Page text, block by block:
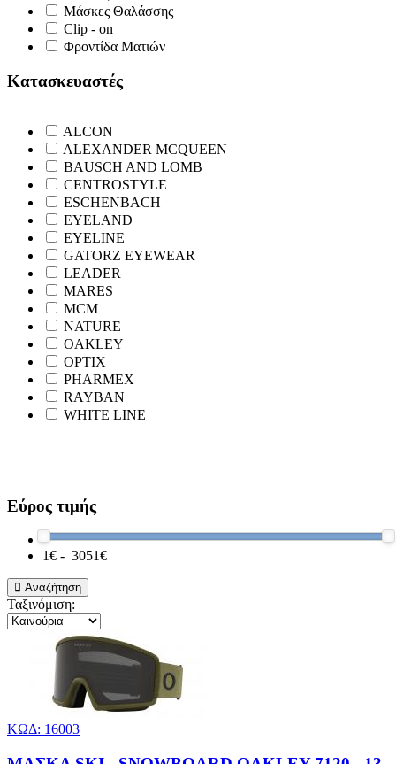
Μάσκες Θαλάσσης
Clip - on
Φροντίδα Ματιών
Κατασκευαστές
ALCON
ALEXANDER MCQUEEN
BAUSCH AND LOMB
CENTROSTYLE
ESCHENBACH
EYELAND
EYELINE
GATORZ EYEWEAR
LEADER
MARES
MCM
NATURE
OAKLEY
OPTIX
PHARMEX
RAYBAN
WHITE LINE
Εύρος τιμής
1€ - 3051€
Αναζήτηση
Ταξινόμιση:
ΚΩΔ: 16003